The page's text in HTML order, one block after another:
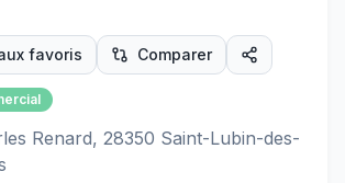
favoris Comparer
Renard, 28350 Saint-Lubin-des-